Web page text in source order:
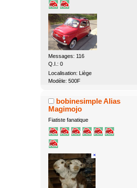
Messages: 116
Q.I.: 0
Localisation: Liège
Modèle: 500F
bobinesimple Alias
Magimojo
Fiatiste fanatique